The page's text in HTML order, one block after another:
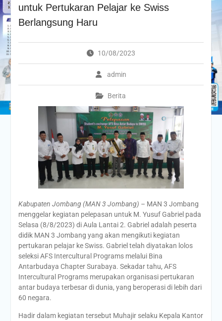
untuk Pertukaran Pelajar ke Swiss
Berlangsung Haru
10/08/2023
admin
Berita
Kabupaten Jombang (MAN 3 Jombang) – MAN 3 Jombang
menggelar kegiatan pelepasan untuk M. Yusuf Gabriel pada
Selasa (8/8/2023) di Aula Lantai 2. Gabriel adalah peserta
didik MAN 3 Jombang yang akan mengikuti kegiatan
pertukaran pelajar ke Swiss. Gabriel telah diyatakan lolos
seleksi AFS Intercultural Programs melalui Bina
Antarbudaya Chapter Surabaya. Sekadar tahu, AFS
Intercultural Programs merupakan organisasi pertukaran
antar budaya terbesar di dunia, yang beroperasi di lebih dari
60 negara.
Hadir dalam kegiatan tersebut Muhajir selaku Kepala Kantor